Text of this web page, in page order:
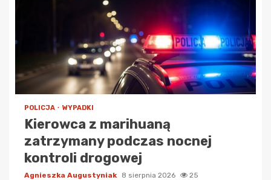
POLICJA WYPADKI
Kierowca z marihuaną
zatrzymany podczas nocnej
kontroli drogowej
Agnieszka Augustyniak 8 sierpnia 2026 25